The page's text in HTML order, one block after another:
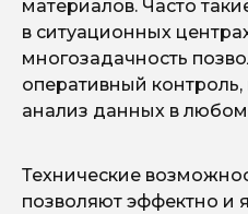
материалов. Часто
в ситуационных
многозадачность
оперативный
анализ данных в
Технические
позволяют эффектно и